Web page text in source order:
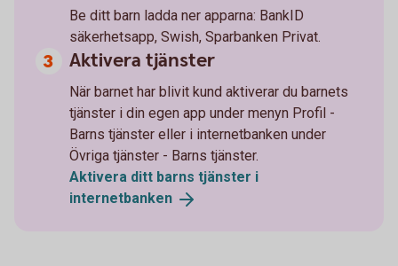
Be ditt barn ladda ner apparna: BankID
säkerhetsapp, Swish, Sparbanken Privat.
Aktivera tjänster
När barnet har blivit kund aktiverar du barnets
tjänster i din egen app under menyn Profil -
Barns tjänster eller i internetbanken under
Övriga tjänster - Barns tjänster.
Aktivera ditt barns tjänster i
internetbanken